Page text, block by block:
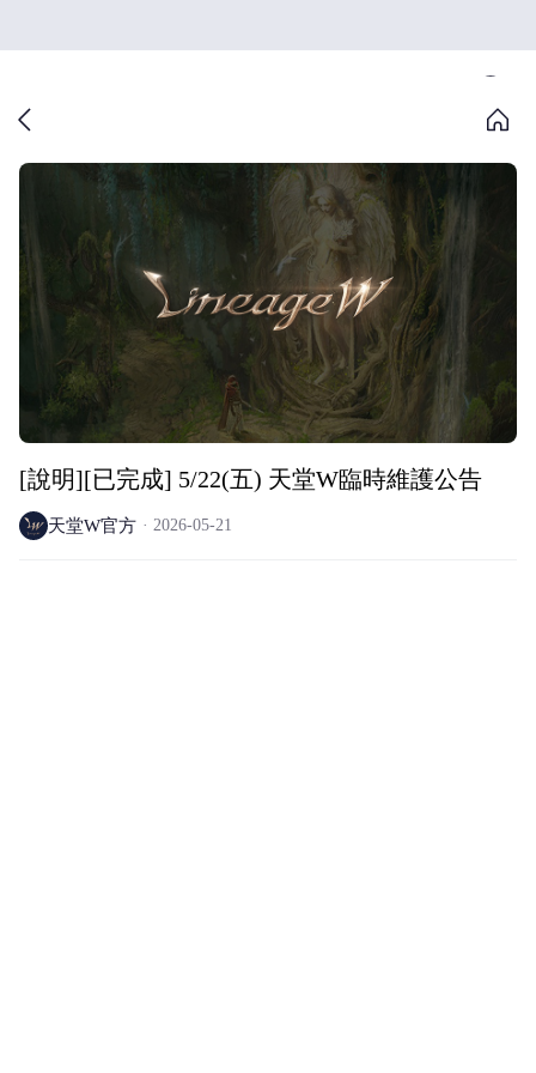
[說明][已完成] 5/22(五) 天堂W臨時維護公告
天堂W官方 2026-05-21